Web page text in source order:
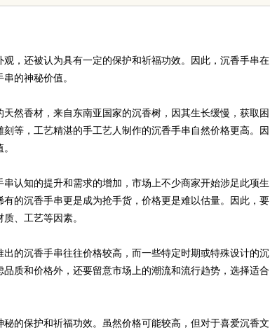
，还被认为具有一定的保护和祈福功效。因此，沉香手串在
的神秘价值。
然香材，来自东南亚国家的沉香树，因其生长缓慢，获取困
等，工艺精湛的手工艺人制作的沉香手串自然价格更高。因
认知的提升和需求的增加，市场上不少商家开始涉足此项生
的沉香手串更是成为抢手货，价格更是难以估量。因此，要
、工艺等因素。
的沉香手串往往价格较高，而一些特定时期或特殊设计的沉
质和价格外，还要留意市场上的潮流和流行趋势，选择适合
的保护和祈福功效。虽然价格可能较高，但对于喜爱沉香文